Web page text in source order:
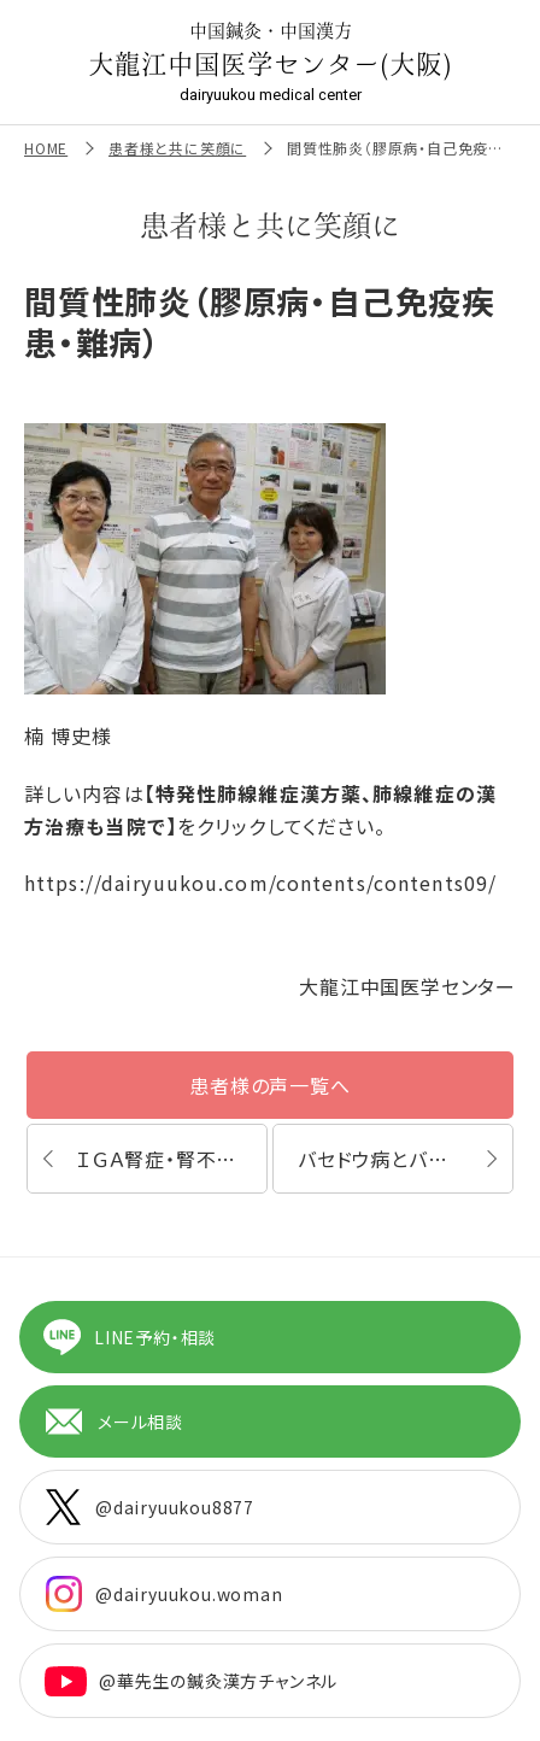
中国鍼灸・中国漢方
大龍江中国医学センター(大阪)
dairyuukou medical center
HOME 患者様と共に笑顔に 間質性肺炎（膠原病・自己免疫疾患・難病）
患者様と共に笑顔に
間質性肺炎（膠原病・自己免疫疾
患・難病）
楠 博史様
詳しい内容は【特発性肺線維症漢方薬、肺線維症の漢
方治療も当院で】をクリックしてください。
https://dairyuukou.com/contents/contents09/
大龍江中国医学センター
患者様の声一覧へ
ＩＧＡ腎症・腎不全（膠原病・自己免疫疾患・難病） バセドウ病とバセドウ病眼症（甲状腺病眼症）
LINE予約・相談
メール相談
@dairyuukou8877
@dairyuukou.woman
@華先生の鍼灸漢方チャンネル